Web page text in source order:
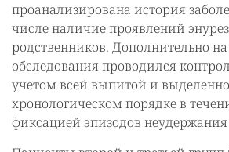
проанализирована история
числе наличие проявлений
родственников. Дополнительно
обследования проводился
учетом всей выпитой и
хронологическом порядке в
фиксацией эпизодов